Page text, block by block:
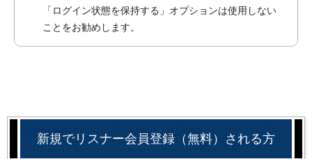
「ログイン状態を保持する」オプションは使用しない
ことをお勧めします。
新規でリスナー会員登録（無料）される方